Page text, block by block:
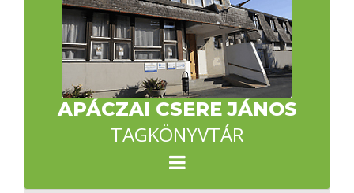
APÁCZAI CSERE JÁNOS
TAGKÖNYVTÁR